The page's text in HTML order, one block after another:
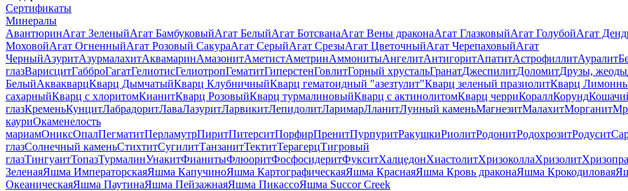
Сертификаты
Минералы
АвантюринАгат ЗеленыйАгат БамбуковыйАгат БелыйАгат БотсванаАгат Вены драконаАгат ГлазковыйАгат ГолубойАгат
МоховойАгат ОгненныйАгат Розовый СакураАгат СерыйАгат СрезыАгат ЦветочныйАгат ЧерепаховыйАгат
ЧерныйАзуритАзурмалахитАквамаринАмазонитАметистАметринАммонитыАнгелитАнтигоритАпатитАстрофиллитАуралит
глазВарисцитГабброГагатГелиотисГелиотропГематитГиперстенГовлитГорный хрустальГранатДжеспилитДоломитДрузы, жеоды
БелыйАквакварцКварц ДымчатыйКварц КлубничныйКварц гематоидный "азезтулит"Кварц зеленый празиолитКварц
сахарныйКварц с хлоритомКианитКварц РозовыйКварц турмалиновыйКварц с актинолитомКварц черриКораллКорунд
глазКременьКунцитЛабрадоритЛаваЛазуритЛарвикитЛепидолитЛаримарЛланитЛунный каменьМагнезитМалахитМорганит
кауриОкаменелость
мариамОниксОпалПегматитПерламутрПиритПитерситПорфирПренитПурпуритРакушкиРиолитРодонитРодохрозитРодусит
глазСолнечный каменьСтихтитСугилитТанзанитТектитТерагерцТигровый
глазТингуаитТопазТурмалинУнакитФианитыФлюоритФосфосидеритФукситХалцедонХиастолитХризоколлаХризолит
ЗеленаяЯшма ИмператорскаяЯшма КапучиноЯшма КартографическаяЯшма КраснаяЯшма Кровь драконаЯшма Крокодиловая
ОкеаническаяЯшма ПаутинаЯшма ПейзажнаяЯшма ПикассоЯшма Succor Creek